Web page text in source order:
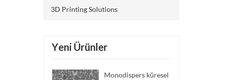
3D Printing Solutions
Yeni Ürünler
Monodispers küresel